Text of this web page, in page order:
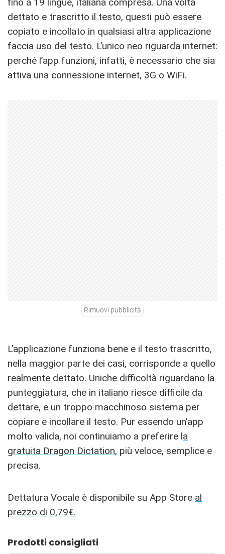
fino a 19 lingue, italiana compresa. Una volta
dettato e trascritto il testo, questi può essere
copiato e incollato in qualsiasi altra applicazione
faccia uso del testo. L’unico neo riguarda internet:
perché l’app funzioni, infatti, è necessario che sia
attiva una connessione internet, 3G o WiFi.
Rimuovi pubblicità
L’applicazione funziona bene e il testo trascritto,
nella maggior parte dei casi, corrisponde a quello
realmente dettato. Uniche difficoltà riguardano la
punteggiatura, che in italiano riesce difficile da
dettare, e un troppo macchinoso sistema per
copiare e incollare il testo. Pur essendo un’app
molto valida, noi continuiamo a preferire la
gratuita Dragon Dictation, più veloce, semplice e
precisa.
Dettatura Vocale è disponibile su App Store al
prezzo di 0,79€.
Prodotti consigliati